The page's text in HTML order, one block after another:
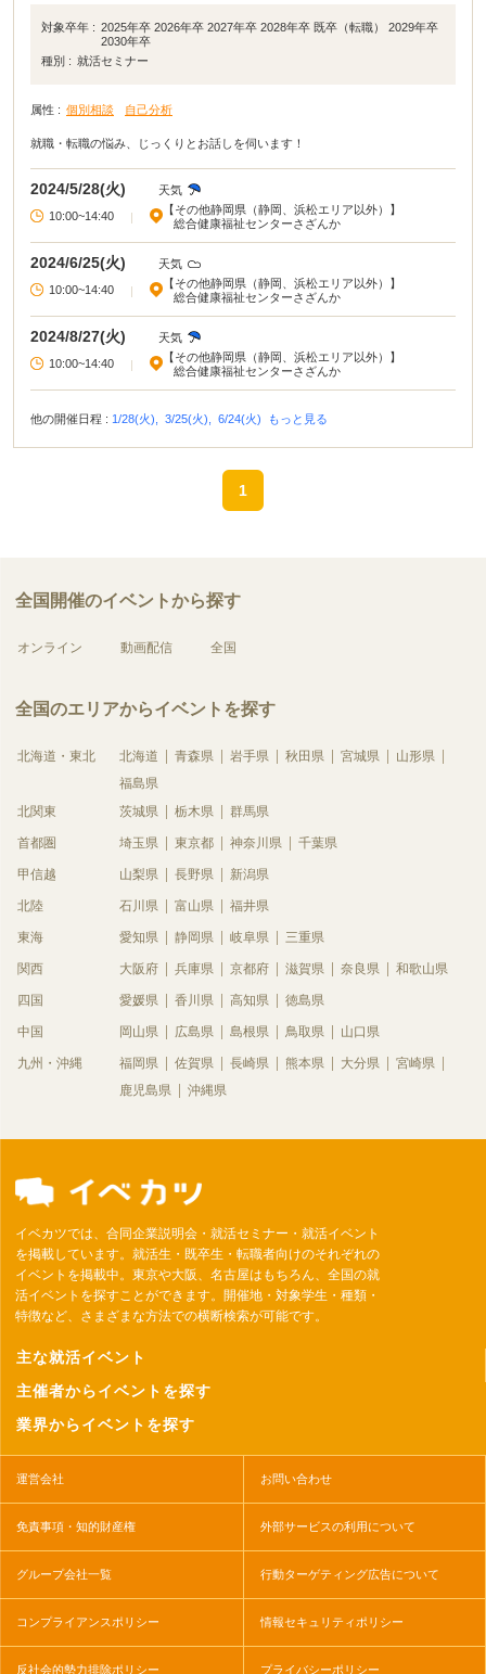
対象卒年 : 2025年卒 2026年卒 2027年卒 2028年卒 既卒（転職） 2029年卒
2030年卒
種別 : 就活セミナー
属性 : 個別相談 自己分析
就職・転職の悩み、じっくりとお話しを伺います！
2024/5/28(火)
天気
10:00~14:40
|
【その他静岡県（静岡、浜松エリア以外）】
総合健康福祉センターさざんか
2024/6/25(火)
天気
10:00~14:40
|
【その他静岡県（静岡、浜松エリア以外）】
総合健康福祉センターさざんか
2024/8/27(火)
天気
10:00~14:40
|
【その他静岡県（静岡、浜松エリア以外）】
総合健康福祉センターさざんか
他の開催日程 : 1/28(火), 3/25(火), 6/24(火) もっと見る
1
全国開催のイベントから探す
オンライン 動画配信 全国
全国のエリアからイベントを探す
北海道・東北 北海道 青森県 岩手県 秋田県 宮城県
山形県
福島県
北関東
茨城県 栃木県 群馬県
首都圏 埼玉県 東京都 神奈川県 千葉県
甲信越 山梨県 長野県 新潟県
北陸 石川県 富山県 福井県
東海 愛知県 静岡県 岐阜県 三重県
関西 大阪府 兵庫県 京都府 滋賀県 奈良県 和歌山県
四国 愛媛県 香川県 高知県 徳島県
中国 岡山県 広島県 島根県 鳥取県 山口県
九州・沖縄 福岡県 佐賀県 長崎県 熊本県 大分県
宮崎県
鹿児島県
沖縄県
イベカツでは、合同企業説明会・就活セミナー・就活イベント
を掲載しています。就活生・既卒生・転職者向けのそれぞれの
イベントを掲載中。東京や大阪、名古屋はもちろん、全国の就
活イベントを探すことができます。開催地・対象学生・種類・
特徴など、さまざまな方法での横断検索が可能です。
主な就活イベント
主催者からイベントを探す
業界からイベントを探す
運営会社 お問い合わせ
免責事項・知的財産権 外部サービスの利用について
グループ会社一覧 行動ターゲティング広告について
コンプライアンスポリシー 情報セキュリティポリシー
反社会的勢力排除ポリシー プライバシーポリシー